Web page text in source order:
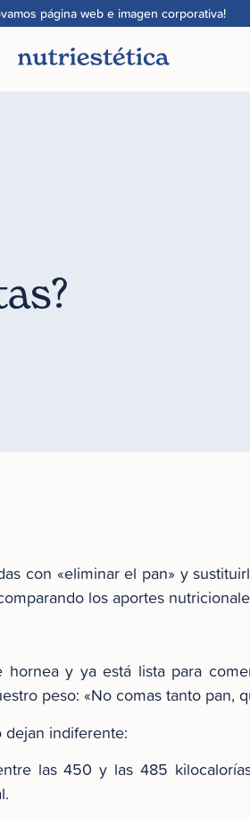
página web e imagen corporativa!
con «eliminar el pan» y
los aportes
y ya está lista para
peso: «No comas tanto pan,
dejan indiferente:
las 450 y las 485